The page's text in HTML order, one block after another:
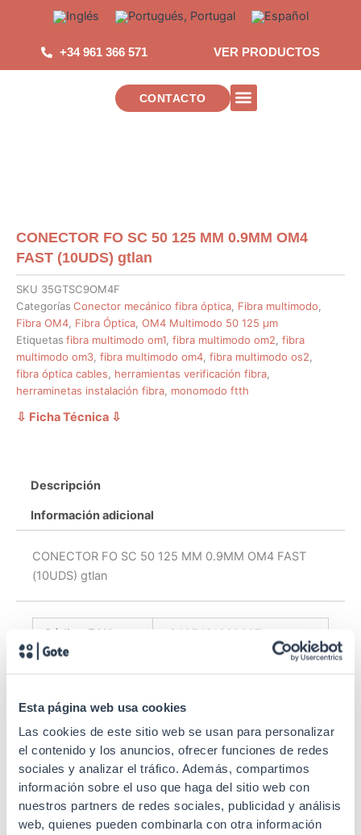
Esta página web usa cookies
Las cookies de este sitio web se usan para personalizar
el contenido y los anuncios, ofrecer funciones de redes
sociales y analizar el tráfico. Además, compartimos
información sobre el uso que haga del sitio web con
nuestros partners de redes sociales, publicidad y análisis
web, quienes pueden combinarla con otra información
contenido
+34 961 366 571 VER PRODUCTOS
CONTACTO
CONECTOR FO SC 50 125 MM 0.9MM OM4
FAST (10UDS) gtlan
SKU 35GTSC9OM4F
Categorías Conector mecánico fibra óptica Fibra multimodo
Fibra OM4 Fibra Óptica OM4 Multimodo 50 125 µm
Etiquetas fibra multimodo om1 fibra multimodo om2 fibra
multimodo om3 fibra multimodo om4 fibra multimodo os2
fibra óptica cables
herramientas verificación fibra
herraminetas instalación fibra monomodo ftth
⇩ Ficha Técnica ⇩
Descripción
Información adicional
CONECTOR FO SC 50 125 MM 0.9MM OM4 FAST
(10UDS) gtlan
Código EAN 8435481002007
Productos relacionados